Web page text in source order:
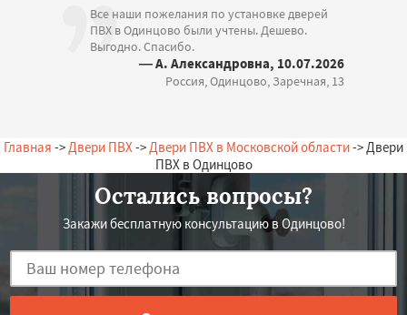
Все наши пожелания по установке дверей
ПВХ в Одинцово были учтены. Дешево.
Выгодно. Спасибо.
— А. Александровна, 10.07.2026
Россия, Одинцово, Заречная, 13
Главная -> Двери ПВХ -> Двери ПВХ в Московской области-> Двери
ПВХ в Одинцово
Остались вопросы?
Закажи бесплатную консультацию в Одинцово!